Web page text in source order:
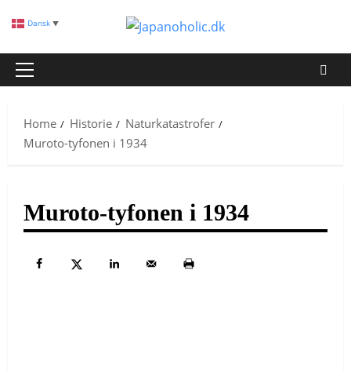
content
Primary
Home
Historie
Naturkatastrofer
Muroto-tyfonen i 1934
Muroto-tyfonen i 1934
Dansk ▼